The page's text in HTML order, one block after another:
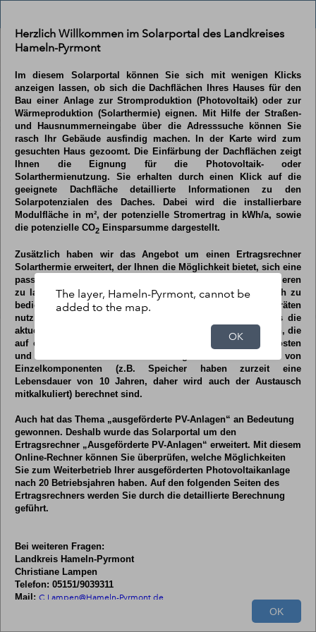
Esri, Intermap, NASA, NGA, USGS |Esri
The layer, Hameln-Pyrmont, cannot be
added to the map.
OK
Inhalt
Layers
Herzlich Willkommen im Solarportal des Landkreises
Hameln-Pyrmont
Im diesem Solarportal können Sie sich mit wenigen Klicks
anzeigen lassen, ob sich die Dachflächen Ihres Hauses für den
Bau einer Anlage zur Stromproduktion (Photovoltaik) oder zur
Wärmeproduktion (Solarthermie) eignen. Mit Hilfe der Straßen-
und Hausnummerneingabe über die Adresssuche können Sie
rasch Ihr Gebäude ausfindig machen. In der Karte wird zum
gesuchten Haus gezoomt. Die Einfärbung der Dachflächen zeigt
Ihnen die Eignung für die Photovoltaik- oder
Solarthermienutzung. Sie erhalten durch einen Klick auf die
geeignete Dachfläche detaillierte Informationen zu den
Solarpotenzialen des Daches. Dabei wird die installierbare
Modulfläche in m², der potenzielle Stromertrag in kWh/a, sowie
die potenzielle CO2 Einsparsumme dargestellt.
Zusätzlich haben wir das Angebot um einen Ertragsrechner
Solarthermie erweitert, der Ihnen die Möglichkeit bietet, sich eine
passende Solarthermie-Anlage für Ihr Gebäude konfektionieren
zu lassen. Sämtliche Anwendungen sind kostenlos, einfach zu
bedienen, unverbindlich und auf allen mobilen Endgeräten
nutzbar. Der Photovoltaik-Ertragsrechner gibt Ihnen jeweils die
aktuellen, rechtsgültigen Wirtschaftlichkeitsberechnungen an, die
auf eine Laufzeit von 20 Jahren inclusive der Wartungskosten
und eines eventuell notwendigen Austausches von
Einzelkomponenten (z.B. Speicher haben zurzeit eine
Lebensdauer von 10 Jahren, daher wird auch der Austausch
mitkalkuliert) berechnet sind.
Auch hat das Thema „ausgeförderte PV-Anlagen“ an Bedeutung
gewonnen. Deshalb wurde das Solarportal um den
Ertragsrechner „Ausgeförderte PV-Anlagen“ erweitert. Mit diesem
Online-Rechner können Sie überprüfen, welche Möglichkeiten
Sie zum Weiterbetrieb Ihrer ausgeförderten Photovoltaikanlage
nach 20 Betriebsjahren haben. Auf den folgenden Seiten des
Ertragsrechners werden Sie durch die detaillierte Berechnung
geführt.
Bei weiteren Fragen:
Landkreis Hameln-Pyrmont
Christiane Lampen
Telefon: 05151/9039311
Mail: C.Lampen@Hameln-Pyrmont.de
OK